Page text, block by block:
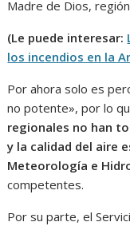
Madre de Dios,
(Le puede interesar:
los incendios en la
Por ahora solo es
no potente», por lo
regionales no han
y la calidad del aire
Meteorología e
competentes.
Por su parte, el